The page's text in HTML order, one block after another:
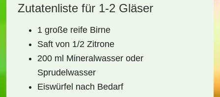
Zutatenliste für 1-2 Gläser
1 große reife Birne
Saft von 1/2 Zitrone
200 ml Mineralwasser oder
Sprudelwasser
Eiswürfel nach Bedarf